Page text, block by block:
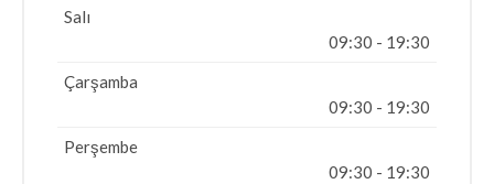
Salı
09:30 - 19:30
Çarşamba
09:30 - 19:30
Perşembe
09:30 - 19:30